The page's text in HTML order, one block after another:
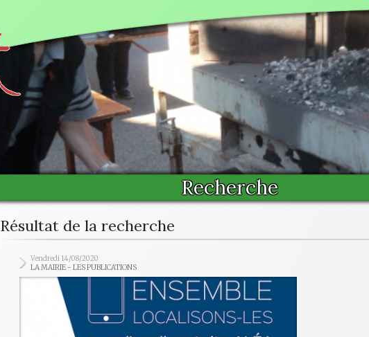
Recherche
Résultat de la recherche
Vendredi 14/08/2020
LA MAIRIE - LES PUBLICATIONS